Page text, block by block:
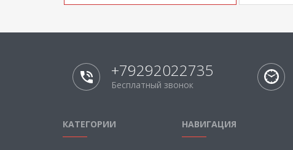
+79292022735
Бесплатный звонок
КАТЕГОРИИ НАВИГАЦИЯ